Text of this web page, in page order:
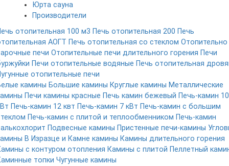
Юрта сауна
Производители
отопительная 100 м3 Печь отопительная 200 Печь
АОГТ Печь отопительная со стеклом Отопительно
печи Отопительные печи длительного горения Печи
Печи отопительные водяные Печь отопительная
отопительные печи
камины Большие камины Круглые камины Металлические
Печи камины красные Печь камин бежевый Печь-камин 10
Печь-камин 12 квт Печь-камин 7 кВт Печь-камин с большим
Печь-камин с плитой и теплообменником Печь-камин
Подвесные камины Пристенные печи-камины
В Изразце и Камне камины Камины длительного горения
с контуром отопления Камины с плитой Пеллетный
топки Чугунные камины